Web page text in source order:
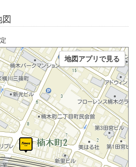
地図アプリで見る